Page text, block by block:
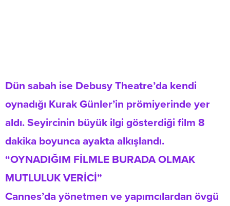
Dün sabah ise Debusy Theatre’da kendi
oynadığı Kurak Günler’in prömiyerinde yer
aldı. Seyircinin büyük ilgi gösterdiği film 8
dakika boyunca ayakta alkışlandı.
“OYNADIĞIM FİLMLE BURADA OLMAK
MUTLULUK VERİCİ”
Cannes’da yönetmen ve yapımcılardan övgü